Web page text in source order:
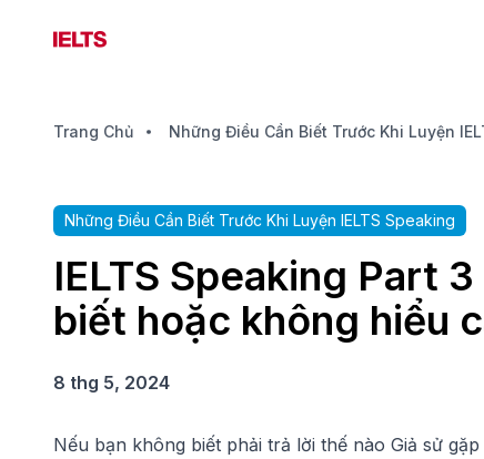
Trang Chủ
Những Điều Cần Biết Trước Khi Luyện IELTS Speaking
IELTS Speaking Part
biết hoặc không hiểu
8 thg 5, 2024
Nếu bạn không biết phải trả lời thế nào Giả sử